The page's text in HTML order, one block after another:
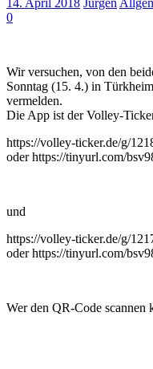
0
Wir versuchen, von den
Sonntag (15. 4.) in
vermelden.
Die App ist der Volley-
https://volley-ticker.de/g/
oder https://tinyurl.com/
und
https://volley-ticker.de/g/
oder https://tinyurl.com/
Wer den QR-Code